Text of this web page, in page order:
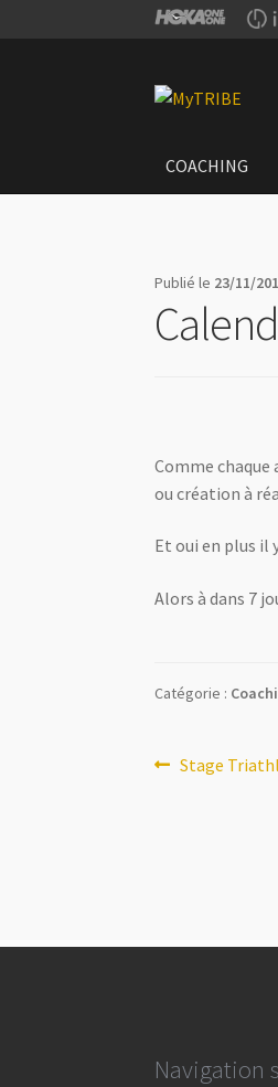
Aller
navigation
Aller
COACHING
Publié le 23/11/
Comme chaque
ou création à
Et oui en plus il
Alors à dans 7
Catégorie :
Article
Stage
Navigation